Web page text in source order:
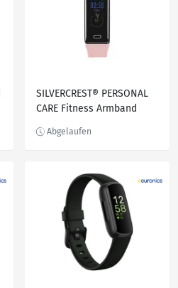
SILVERCREST® PERSONAL
CARE Fitness Armband
Pulsmessung und